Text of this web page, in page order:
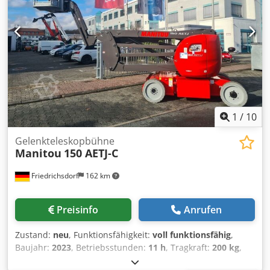
Bereifung hinten Grösse: 16-5-11 1-4 Bereifung hinten
Zustand: 80 - 100% Batterie Volt: 24V Batterie Ah: 250Ah
Dkedpfsyhr D Ajx Adior Batterie Typ: PzS Batterie Baujahr:
2025 Batterie Zustand: 80 - 100% integriertes Ladegerät
1 / 10
Friedrichsdorf 162 km
Gelenkteleskopbühne
Manitou 150 AETJ-C
Preisinfo Anrufen
Zustand: neu, Funktionsfähigkeit: voll funktionsfähig,
Baujahr: 2023, Betriebsstunden: 11 h, Tragkraft: 200 kg,
, Bauhöhe: